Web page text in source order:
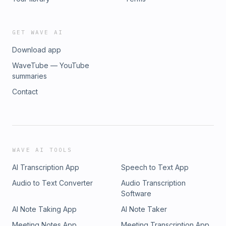
GET WAVE AI
Download app
WaveTube — YouTube
summaries
Contact
WAVE AI TOOLS
AI Transcription App
Speech to Text App
Audio to Text Converter
Audio Transcription
Software
AI Note Taking App
AI Note Taker